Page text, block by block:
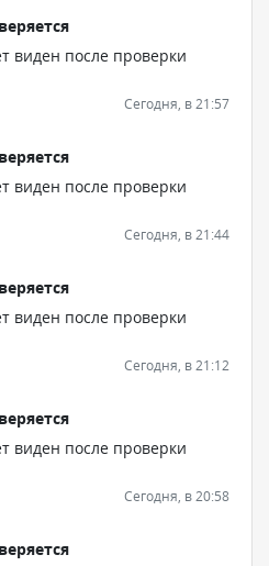
виден после проверки
Сегодня, в 21:57
виден после проверки
Сегодня, в 21:44
виден после проверки
Сегодня, в 21:12
виден после проверки
Сегодня, в 20:58